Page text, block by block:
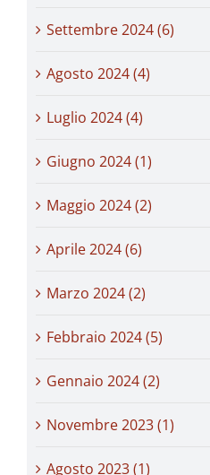
Settembre 2024 (6)
Agosto 2024 (4)
Luglio 2024 (4)
Giugno 2024 (1)
Maggio 2024 (2)
Aprile 2024 (6)
Marzo 2024 (2)
Febbraio 2024 (5)
Gennaio 2024 (2)
Novembre 2023 (1)
Agosto 2023 (1)